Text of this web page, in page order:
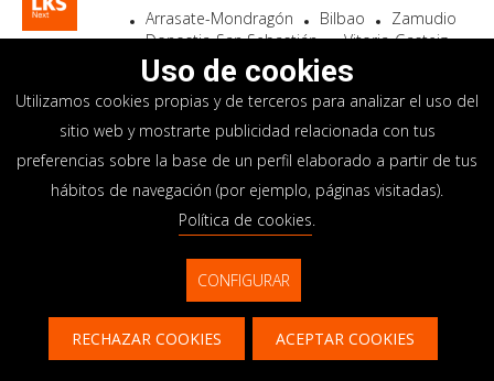
Arrasate-Mondragón Bilbao
Zamudio
Donostia-San Sebastián
Vitoria-Gasteiz
Madrid
El Astillero Bidart
SEDE SOCIAL
Goiru, 7 Arrasate-Mondragón
CP 20500 GIPUZKOA – SPAIN
+34 900 84 14 14
info@lksnext.com
Aviso legal
Portal de privacidad
Política de cookies
Sistema interno información
Uso de cookies
Utilizamos cookies propias y de terceros para analizar el uso del
sitio web y mostrarte publicidad relacionada con tus
preferencias sobre la base de un perfil elaborado a partir de tus
hábitos de navegación (por ejemplo, páginas visitadas).
Política de cookies.
CONFIGURAR
RECHAZAR COOKIES ACEPTAR COOKIES